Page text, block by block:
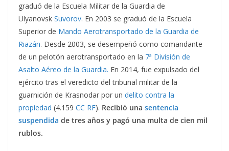
graduó de la Escuela Militar de la Guardia de
Ulyanovsk Suvorov. En 2003 se graduó de la Escuela
Superior de Mando Aerotransportado de la Guardia de
Riazán. Desde 2003, se desempeñó como comandante
de un pelotón aerotransportado en la 7ª División de
Asalto Aéreo de la Guardia. En 2014, fue expulsado del
ejército tras el veredicto del tribunal militar de la
guarnición de Krasnodar por un delito contra la
propiedad (4.159 CC RF). Recibió una sentencia
suspendida de tres años y pagó una multa de cien mil
rublos.